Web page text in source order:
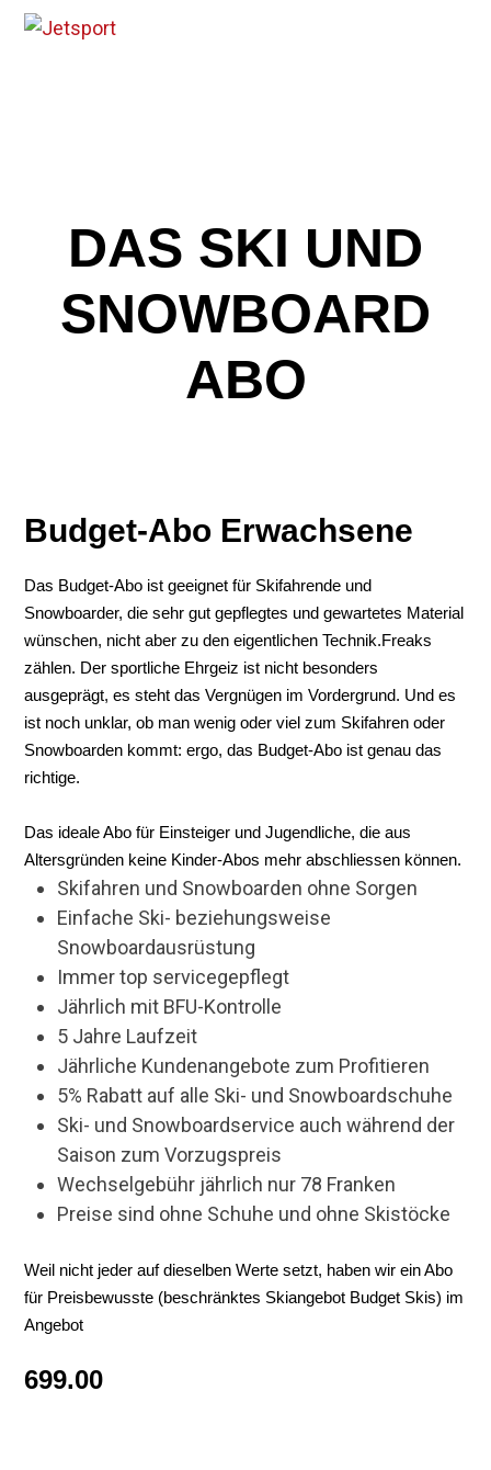
SkipOpen
Close
DAS SKI UND
SNOWBOARD
ABO
Budget-Abo Erwachsene
Das Budget-Abo ist geeignet für Skifahrende und
Snowboarder, die sehr gut gepflegtes und gewartetes Material
wünschen, nicht aber zu den eigentlichen Technik.Freaks
zählen. Der sportliche Ehrgeiz ist nicht besonders
ausgeprägt, es steht das Vergnügen im Vordergrund. Und es
ist noch unklar, ob man wenig oder viel zum Skifahren oder
Snowboarden kommt: ergo, das Budget-Abo ist genau das
richtige.
Das ideale Abo für Einsteiger und Jugendliche, die aus
Altersgründen keine Kinder-Abos mehr abschliessen können.
Skifahren und Snowboarden ohne Sorgen
Einfache Ski- beziehungsweise
Snowboardausrüstung
Immer top servicegepflegt
Jährlich mit BFU-Kontrolle
5 Jahre Laufzeit
Jährliche Kundenangebote zum Profitieren
5% Rabatt auf alle Ski- und Snowboardschuhe
Ski- und Snowboardservice auch während der
Saison zum Vorzugspreis
Wechselgebühr jährlich nur 78 Franken
Preise sind ohne Schuhe und ohne Skistöcke
Weil nicht jeder auf dieselben Werte setzt, haben wir ein Abo
für Preisbewusste (beschränktes Skiangebot Budget Skis) im
Angebot
699.00